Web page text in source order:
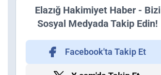
Elazığ Hakimiyet Haber - Bizi
Sosyal Medyada Takip Edin!
Facebook'ta Takip Et